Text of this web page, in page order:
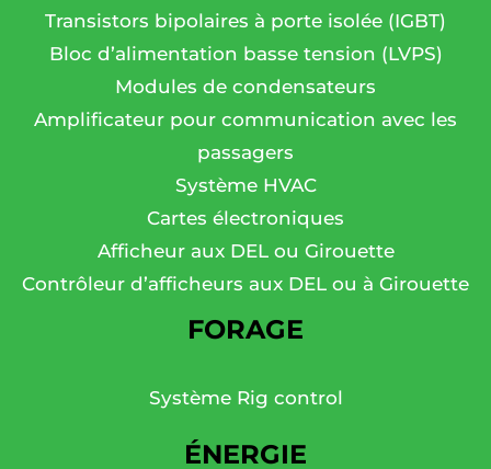
Transistors bipolaires à porte isolée (IGBT)
Bloc d’alimentation basse tension (LVPS)
Modules de condensateurs
Amplificateur pour communication avec les
passagers
Système HVAC
Cartes électroniques
Afficheur aux DEL ou Girouette
Contrôleur d’afficheurs aux DEL ou à Girouette
FORAGE
Système Rig control
ÉNERGIE